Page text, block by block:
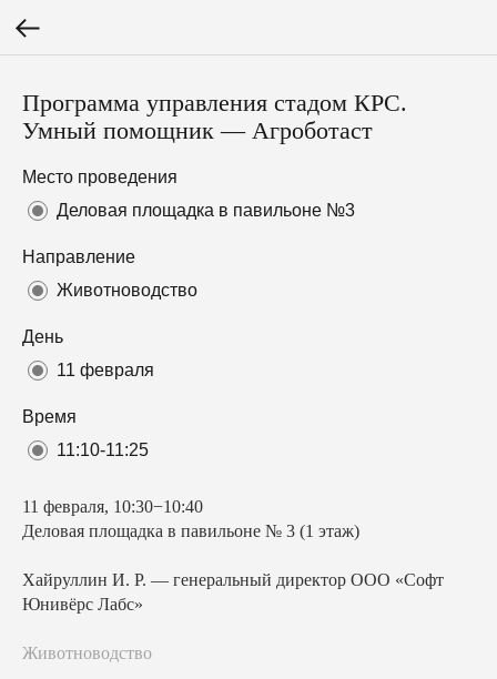
Программа управления стадом КРС.
Умный помощник — Агроботаст
Место проведения
Деловая площадка в павильоне №3
Направление
Животноводство
День
11 февраля
Время
11:10-11:25
11 февраля, 10:30−10:40
Деловая площадка в павильоне № 3 (1 этаж)
Хайруллин И. Р. — генеральный директор ООО «Софт
Юнивёрс Лабс»
Животноводство